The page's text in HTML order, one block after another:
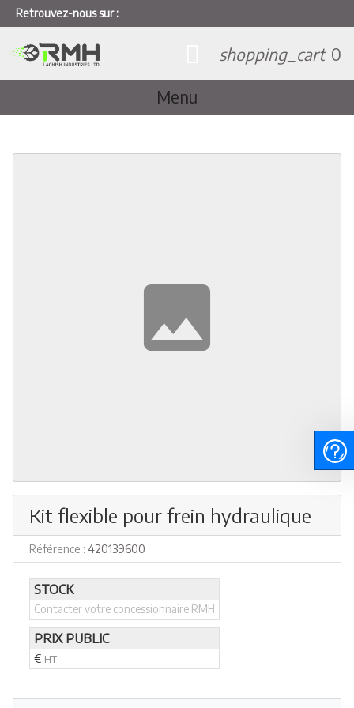
Retrouvez-nous sur :
Menu
shopping_cart 0
Kit flexible pour frein hydraulique
Référence : 420139600
STOCK
Contacter votre concessionnaire RMH
PRIX PUBLIC
€ HT